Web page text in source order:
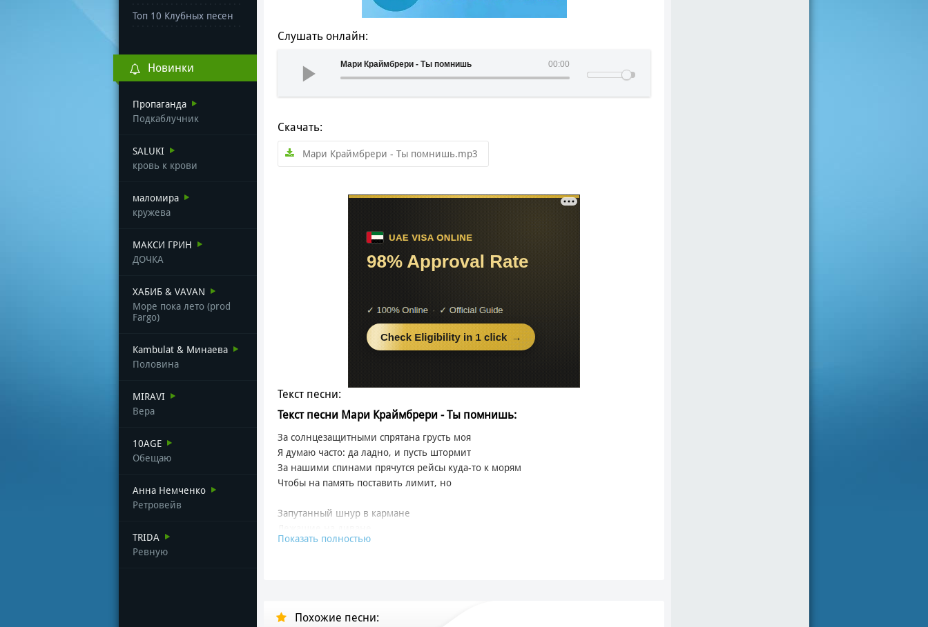
Топ 10 Клубных песен
Новинки
Пропаганда
Подкаблучник
SALUKI
кровь к крови
маломира
кружева
МАКСИ ГРИН
ДОЧКА
ХАБИБ & VAVAN
Море пока лето (prod
Fargo)
Kambulat & Минаева
Половина
MIRAVI
Вера
10AGE
Обещаю
Анна Немченко
Ретровейв
TRIDA
Ревную
Слушать онлайн:
00:00
Мари Краймбрери - Ты помнишь
Скачать:
Мари Краймбрери - Ты помнишь.mp3
Текст песни:
Текст песни Мари Краймбрери - Ты помнишь:
За солнцезащитными спрятана грусть моя
Я думаю часто: да ладно, и пусть штормит
За нашими спинами прячутся рейсы куда-то к морям
Чтобы на память поставить лимит, но
Запутанный шнур в кармане
Я помню: спешили узнать, когда вырастем
И точно не знали как сложно было нашим родителям
Показать полностью
Похожие песни: